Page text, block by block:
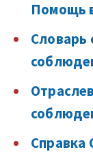
Помощь
Словарь
Справка